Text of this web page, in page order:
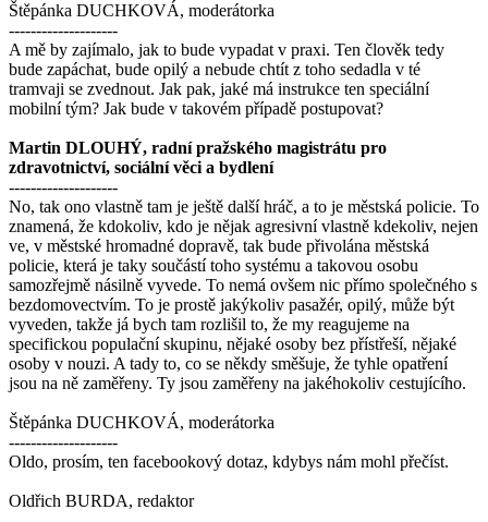
Štěpánka DUCHKOVÁ, moderátorka
--------------------
A mě by zajímalo, jak to bude vypadat v praxi. Ten člověk tedy
bude zapáchat, bude opilý a nebude chtít z toho sedadla v té
tramvaji se zvednout. Jak pak, jaké má instrukce ten speciální
mobilní tým? Jak bude v takovém případě postupovat?
Martin DLOUHÝ, radní pražského magistrátu pro
zdravotnictví, sociální věci a bydlení
--------------------
No, tak ono vlastně tam je ještě další hráč, a to je městská policie. To
znamená, že kdokoliv, kdo je nějak agresivní vlastně kdekoliv, nejen
ve, v městské hromadné dopravě, tak bude přivolána městská
policie, která je taky součástí toho systému a takovou osobu
samozřejmě násilně vyvede. To nemá ovšem nic přímo společného s
bezdomovectvím. To je prostě jakýkoliv pasažér, opilý, může být
vyveden, takže já bych tam rozlišil to, že my reagujeme na
specifickou populační skupinu, nějaké osoby bez přístřeší, nějaké
osoby v nouzi. A tady to, co se někdy směšuje, že tyhle opatření
jsou na ně zaměřeny. Ty jsou zaměřeny na jakéhokoliv cestujícího.
Štěpánka DUCHKOVÁ, moderátorka
--------------------
Oldo, prosím, ten facebookový dotaz, kdybys nám mohl přečíst.
Oldřich BURDA, redaktor